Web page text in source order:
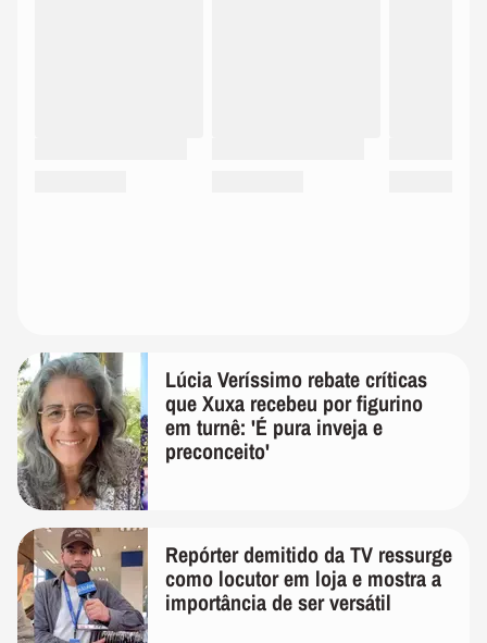
Lúcia Veríssimo rebate críticas
que Xuxa recebeu por figurino
em turnê: 'É pura inveja e
preconceito'
Repórter demitido da TV ressurge
como locutor em loja e mostra a
importância de ser versátil